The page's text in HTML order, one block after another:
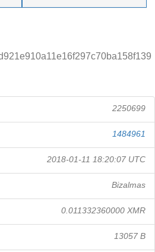
2250699
1484961
2018-01-11 18:20:07 UTC
Bizalmas
0.011332360000 XMR
13057 B